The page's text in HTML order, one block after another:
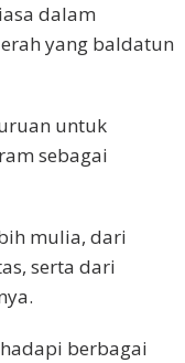
dalam
yang baldatun
untuk
sebagai
mulia, dari
serta dari
berbagai